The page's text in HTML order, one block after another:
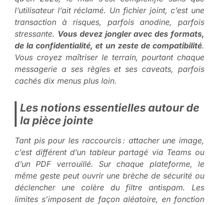
l’utilisateur l’ait réclamé. Un fichier joint, c’est une
transaction à risques, parfois anodine, parfois
stressante. Vous devez jongler avec des formats,
de la confidentialité, et un zeste de compatibilité.
Vous croyez maîtriser le terrain, pourtant chaque
messagerie a ses règles et ses caveats, parfois
cachés dix menus plus loin.
Les notions essentielles autour de
la pièce jointe
Tant pis pour les raccourcis : attacher une image,
c’est différent d’un tableur partagé via Teams ou
d’un PDF verrouillé. Sur chaque plateforme, le
même geste peut ouvrir une brèche de sécurité ou
déclencher une colère du filtre antispam. Les
limites s’imposent de façon aléatoire, en fonction